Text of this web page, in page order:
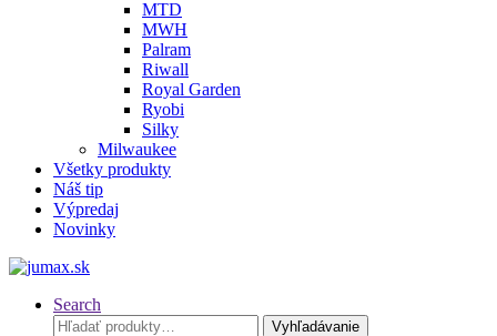
MTD
MWH
Palram
Riwall
Royal Garden
Ryobi
Silky
Milwaukee
Všetky produkty
Náš tip
Výpredaj
Novinky
Search
Hľadať:
Vyhľadávanie